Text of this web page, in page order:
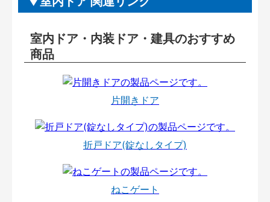
室内ドア・内装ドア・建具のおすすめ
商品
片開きドア
折戸ドア(錠なしタイプ)
ねこゲート